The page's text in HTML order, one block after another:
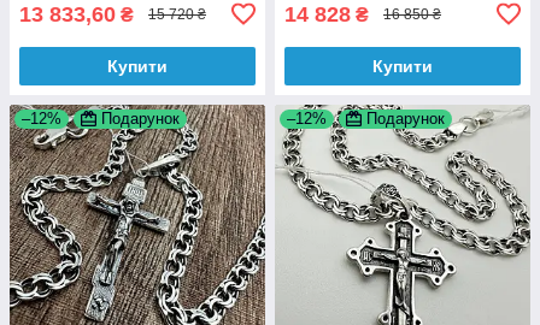
13 833,60 ₴ 15 720 ₴
Купити
14 828 ₴ 16 850 ₴
Купити
–12% Подарунок –12% Подарунок